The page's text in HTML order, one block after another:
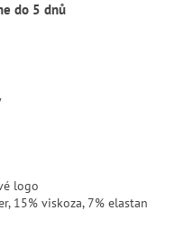
do 5 dnů
logo
15% viskoza, 7% elastan